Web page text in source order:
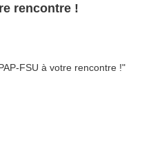
rencontre !